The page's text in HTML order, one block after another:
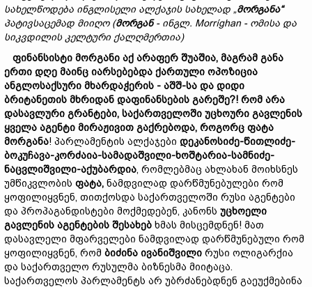
სახელწოდება ინგლისელი ალქაჯის სახელად „მორგანა“
პატივსაცემად მიიღო (მორგან- ინგლ. Morríghan - ომისა და
სიკვდილის კელტური ქალღმერთია)
ფინანსისტი მორგანი აქ არაფერ შუაშია, მაგრამ განა
ერთი დღე მაინც იარსებებდა ქართული ოპოზიცია
ანგლოსაქსური მხარდაჭერის - აშშ-სა და დიდი
ბრიტანეთის მხრიდან დაფინანსების გარეშე?! რომ არა
დასავლური გრანტები, საქართველოში უცხოური გავლენის
ყველა აგენტი მირაჟივით გაქრებოდა, როგორც ფატა
მორგანა! პარლამენტის ალქაჯები დეკანოსიძე-წითლიძე-
ბოკუჩავა-კორძაია-სამადაშვილი-ხოშტარია-სამნიძე-
ნაცვლიშვილი-აქუბარდია, რომლებმაც ახლახან მოიხსნეს
უმწიკვლობის ფატა, ნამდვილად დარწმუნებულები რომ
ყოფილიყვნენ, თითქოსდა საქართველოში რუსი აგენტები
და პროპაგანდისტები მოქმედებენ, კანონს უცხოელი
გავლენის აგენტების შესახებ ხმას მისცემდნენ! მათ
დასავლელი მფარველები ნამდვილად დარწმუნებული რომ
ყოფილიყვნენ, რომ ბიძინა ივანიშვილი რუსი ოლიგარქია
და საქართველო რუსულმა ბიზნესმა მიიტაცა.
საქართველოს პარლამენტს არ უბრძანებდნენ გაეუქმებინა